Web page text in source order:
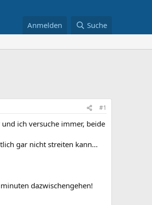
Anmelden Suche
#1
ich versuche immer, beide
gar nicht streiten kann...
dazwischengehen!